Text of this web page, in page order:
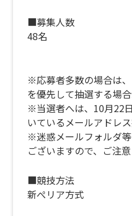
■募集人数
48名
※応募者多数の場合は、
を優先して抽選する場合
※当選者へは、10月22
いているメールアドレ
※迷惑メールフォルダ
ございますので、ご注意
■競技方法
新ぺリア方式